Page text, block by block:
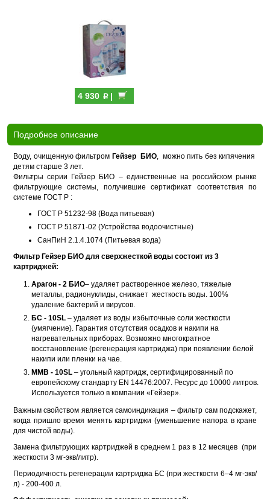
4 930 p|
Подробное описание
Воду, очищенную фильтром Гейзер БИО, можно пить без кипячения
детям старше 3 лет.
Фильтры серии Гейзер БИО – единственные на российском рынке
фильтрующие системы, получившие сертификат соответствия по
системе ГОСТ Р :
ГОСТ Р 51232-98 (Вода питьевая)
ГОСТ Р 51871-02 (Устройства водоочистные)
СанПиН 2.1.4.1074 (Питьевая вода)
Фильтр Гейзер БИО для сверхжесткой воды состоит из 3
картриджей:
Арагон - 2 БИО– удаляет растворенное железо, тяжелые
металлы, радионуклиды, снижает жесткость воды. 100%
удаление бактерий и вирусов.
БС - 10SL – удаляет из воды избыточные соли жесткости
(умягчение). Гарантия отсутствия осадков и накипи на
нагревательных приборах. Возможно многократное
восстановление (регенерация картриджа) при появлении белой
накипи или пленки на чае.
ММВ - 10SL – угольный картридж, сертифицированный по
европейскому стандарту EN 14476:2007. Ресурс до 10000 литров.
Используется только в компании «Гейзер».
Важным свойством является самоиндикация – фильтр сам подскажет,
когда пришло время менять картриджи (уменьшение напора в кране
для чистой воды).
Замена фильтрующих картриджей в среднем 1 раз в 12 месяцев (при
жесткости 3 мг-экв/литр).
Периодичность регенерации картриджа БС (при жесткости 6–4 мг-экв/
л) - 200-400 л.